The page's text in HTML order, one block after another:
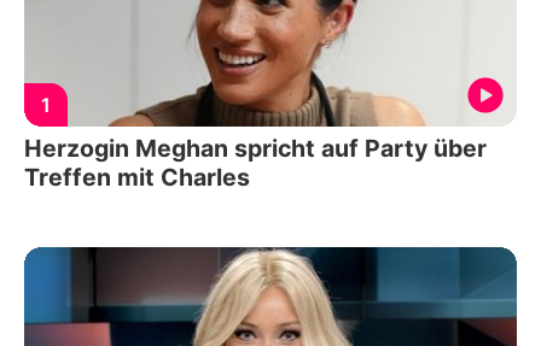
1
Herzogin Meghan spricht auf Party über
Treffen mit Charles